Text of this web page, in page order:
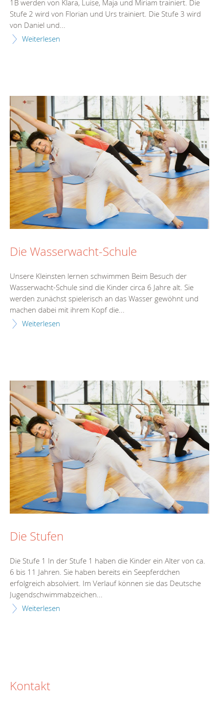
1B werden von Klara, Luise, Maja und Miriam trainiert. Die
Stufe 2 wird von Florian und Urs trainiert. Die Stufe 3 wird
von Daniel und...
Weiterlesen
Die Wasserwacht-Schule
Unsere Kleinsten lernen schwimmen Beim Besuch der
Wasserwacht-Schule sind die Kinder circa 6 Jahre alt. Sie
werden zunächst spielerisch an das Wasser gewöhnt und
machen dabei mit ihrem Kopf die...
Weiterlesen
Die Stufen
Die Stufe 1 In der Stufe 1 haben die Kinder ein Alter von ca.
6 bis 11 Jahren. Sie haben bereits ein Seepferdchen
erfolgreich absolviert. Im Verlauf können sie das Deutsche
Jugendschwimmabzeichen...
Weiterlesen
Kontakt